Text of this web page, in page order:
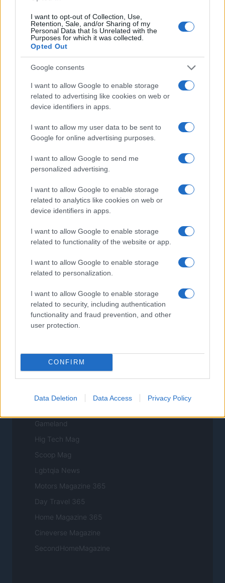
I want to opt-out of Collection, Use,
Retention, Sale, and/or Sharing of my
Personal Data that Is Unrelated with the
Purposes for which it was collected.
Opted Out
Google consents
I want to allow Google to enable storage
related to advertising like cookies on web or
device identifiers in apps.
I want to allow my user data to be sent to
Google for online advertising purposes.
I want to allow Google to send me
personalized advertising.
I want to allow Google to enable storage
related to analytics like cookies on web or
device identifiers in apps.
I want to allow Google to enable storage
related to functionality of the website or app.
I want to allow Google to enable storage
related to personalization.
I want to allow Google to enable storage
related to security, including authentication
functionality and fraud prevention, and other
user protection.
CONFIRM
Data Deletion Data Access Privacy Policy
HomeMagazine
SecondHomeMagazine
ESPANA Y LATINOAMERICA
Actualidad
Finanzas 24
Think.es
ES Newz
Encocina
NORTE AMERICA
Investing Plus
Newz US
Newz California
Newz Texas
Newz New York
Newz Pennsylvania
Gameland
Hig Tech Mag
Scoop Mag
Lgbtqia News
Motors Magazine 365
Day Travel 365
Home Magazine 365
Cineverse Magazine
SecondHomeMagazine